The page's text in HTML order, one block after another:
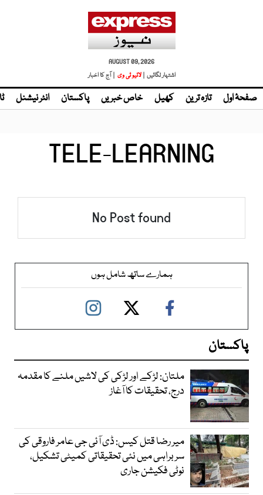
AUGUST 09, 2026
اشتہار لگائیں | لائیو ٹی وی | آج کا اخبار
صفحۂ اول تازہ ترین کھیل خاص خبریں پاکستان انٹر نیشنل
TELE-LEARNING
No Post found
ہمارے ساتھ شامل ہوں
پاکستان
ملتان: لڑکے اور لڑکی کی لاشیں ملنے کا مقدمہ
درج، تحقیقات کا آغاز
میر رضا قتل کیس: ڈی آئی جی عامر فاروقی کی
سربراہی میں نئی تحقیقاتی کمیٹی تشکیل،
نوٹی فکیشن جاری